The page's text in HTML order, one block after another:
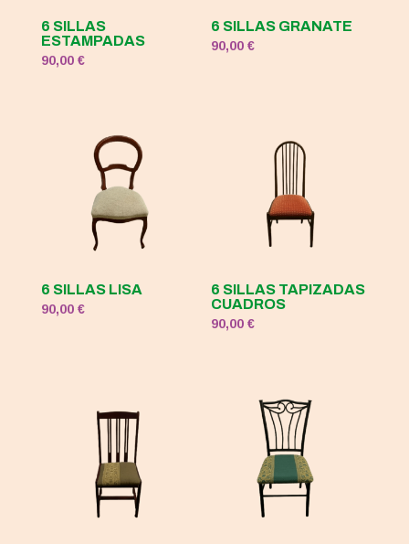
6 SILLAS
ESTAMPADAS
90,00 €
6 SILLAS GRANATE
90,00€
6 SILLAS LISA
90,00 €
6 SILLAS TAPIZADAS
CUADROS
90,00€